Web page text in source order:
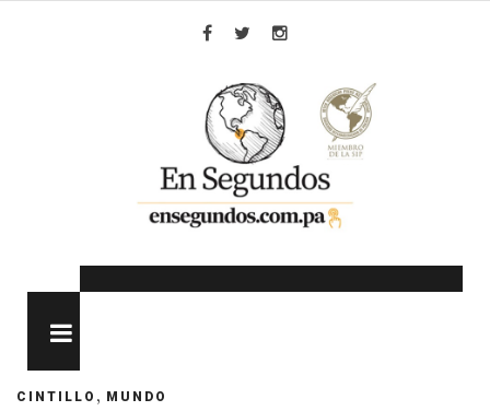
CINTILLO , MUNDO